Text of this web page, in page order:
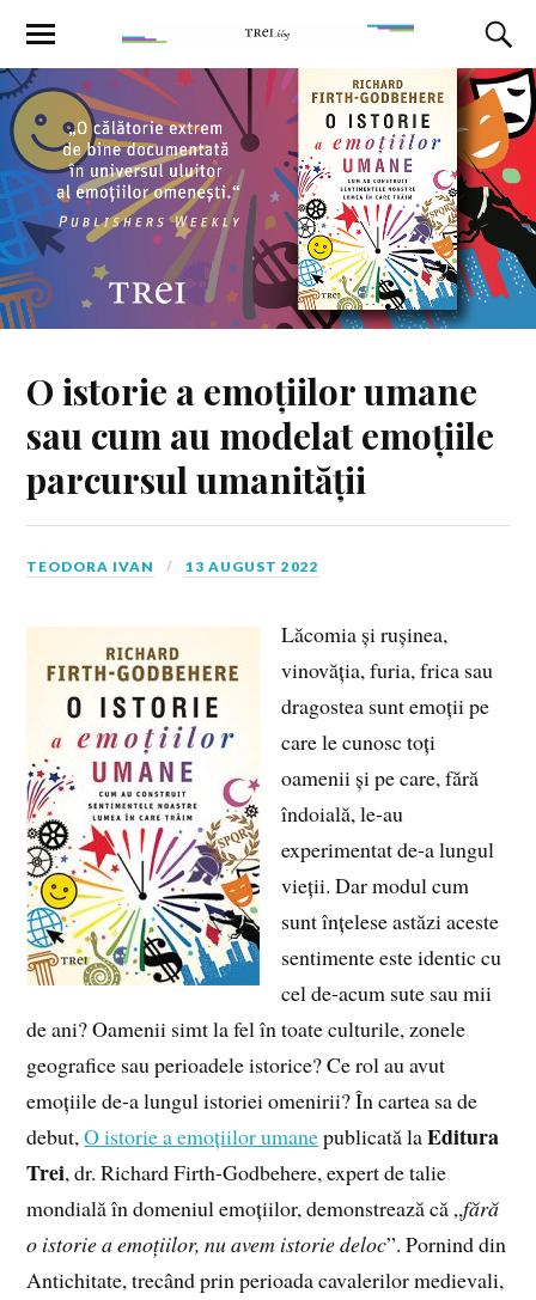
O istorie a emoțiilor umane
sau cum au modelat emoțiile
parcursul umanității
TEODORA IVAN 13 AUGUST 2022
Lăcomia și rușinea,
vinovăția, furia, frica sau
dragostea sunt emoții pe
care le cunosc toți
oamenii și pe care, fără
îndoială, le-au
experimentat de-a lungul
vieții. Dar modul cum
sunt înțelese astăzi aceste
sentimente este identic cu
cel de-acum sute sau mii
de ani? Oamenii simt la fel în toate culturile, zonele
geografice sau perioadele istorice? Ce rol au avut
emoțiile de-a lungul istoriei omenirii? În cartea sa de
debut,O istorie a emoțiilor umanepublicată laEditura
Trei, dr. Richard Firth-Godbehere, expert de talie
mondială în domeniul emoțiilor, demonstrează că „fără
o istorie a emoțiilor, nu avem istorie deloc”. Pornind din
Antichitate, trecând prin perioada cavalerilor medievali,